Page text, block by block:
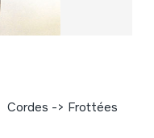
Cordes -> Frottées